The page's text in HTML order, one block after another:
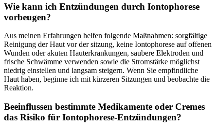
Wie kann⁢ ich⁣ Entzündungen durch ‍Iontophorese
vorbeugen?
Aus meinen Erfahrungen helfen folgende ​Maßnahmen: sorgfältige
Reinigung der Haut‍ vor der sitzung, keine‌ Iontophorese auf offenen‍
Wunden oder akuten Hauterkrankungen, saubere ‌Elektroden ‌und
‌frische‍ Schwämme ‌verwenden sowie die⁢ Stromstärke möglichst⁤
niedrig einstellen und langsam steigern. Wenn Sie⁤ empfindliche
Haut haben, beginne ich mit kürzeren Sitzungen ⁣und beobachte die
Reaktion.
Beeinflussen bestimmte Medikamente ‌oder Cremes
das Risiko ⁢für Iontophorese-Entzündungen?